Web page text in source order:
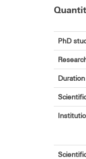
PhD
Duration